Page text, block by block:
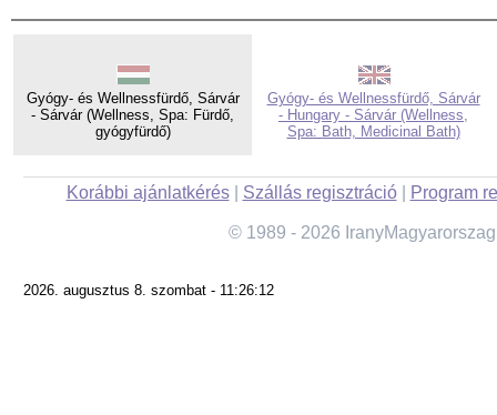
Gyógy- és Wellnessfürdő, Sárvár
- Sárvár (Wellness, Spa: Fürdő,
gyógyfürdő)
Gyógy- és Wellnessfürdő, Sárvár
- Hungary - Sárvár (Wellness,
Spa: Bath, Medicinal Bath)
Korábbi ajánlatkérés| Szállás regisztráció| Program
© 1989 - 2026
2026. augusztus 8. szombat - 11:26:12